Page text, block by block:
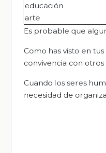
educación
arte
Es probable que
Como has visto en
convivencia con
Cuando los seres
necesidad de